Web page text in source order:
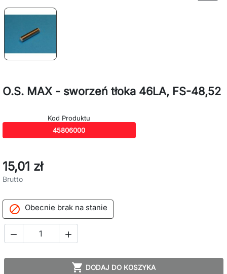
O.S. MAX - sworzeń tłoka 46LA, FS-48,52
Kod Produktu
45806000
15,01 zł
Brutto
 Obecnie brak na stanie
 
 DODAJ DO KOSZYKA